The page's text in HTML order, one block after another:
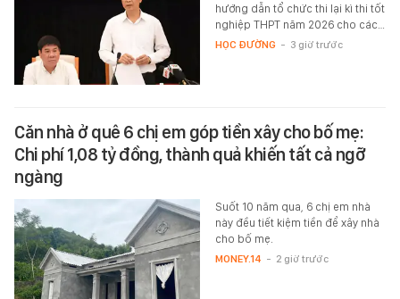
hướng dẫn tổ chức thi lại kì thi tốt
nghiệp THPT năm 2026 cho các…
HỌC ĐƯỜNG - 3 giờ trước
Căn nhà ở quê 6 chị em góp tiền xây cho bố mẹ:
Chi phí 1,08 tỷ đồng, thành quả khiến tất cả ngỡ
ngàng
Suốt 10 năm qua, 6 chị em nhà
này đều tiết kiệm tiền để xây nhà
cho bố mẹ.
MONEY.14 - 2 giờ trước